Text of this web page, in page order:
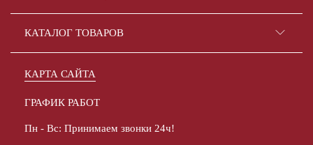
КАТАЛОГ ТОВАРОВ
КАРТА САЙТА
ГРАФИК РАБОТ
Пн - Вс: Принимаем звонки 24ч!